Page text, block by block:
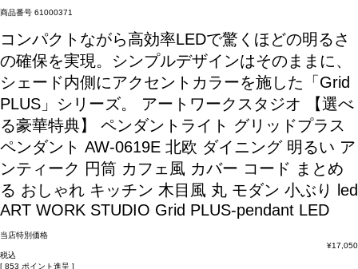
商品番号 61000371
コンパクトながら高効率LEDで驚くほどの明るさ
の確保を実現。シンプルデザインはそのままに、
シェード内側にアクセントカラーを施した「Grid
PLUS」シリーズ。
アートワークスタジオ 【選べ
る豪華特典】 ペンダントライト グリッドプラス
ペンダント AW-0619E 北欧 ダイニング 明るい ア
ンティーク 円筒 カフェ風 カバー コード まとめ
る おしゃれ キッチン 木目風 丸 モダン 小ぶり led
ART WORK STUDIO Grid PLUS-pendant LED
当店特別価格
¥17,050
税込
[ 853 ポイント進呈 ]